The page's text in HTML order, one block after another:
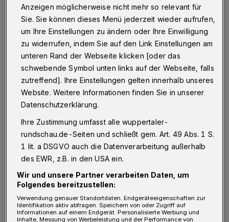
1“:
▶ Veranstaltungen und Versammlungen sowie
Kongresse mit mehr als 1.000 Personen sind
unzulässig.
▶ An Festen aus herausragendem Anlass
außerhalb einer Wohnung dürfen höchstens 25
Personen teilnehmen (gilt ab Montag, 19.
▶ Die Maskenpflicht gilt auch am Sitz- oder
Stehplatz bei Konzerten, Aufführungen,
sonstigen Veranstaltungen und
Versammlungen in geschlossenen Räumen
sowie für Zuschauer bei Sportveranstaltungen.
▶ Die Maskenpflicht gilt auch in regelmäßig
Anzeigen möglicherweise nicht mehr so relevant für
Sie. Sie können dieses Menü jederzeit wieder aufrufen,
um Ihre Einstellungen zu ändern oder Ihre Einwilligung
zu widerrufen, indem Sie auf den Link Einstellungen am
unteren Rand der Webseite klicken [oder das
schwebende Symbol unten links auf der Webseite, falls
zutreffend]. Ihre Einstellungen gelten innerhalb unseres
Website. Weitere Informationen finden Sie in unserer
Datenschutzerklärung.
Ihre Zustimmung umfasst alle wuppertaler-
rundschau.de-Seiten und schließt gem. Art. 49 Abs. 1 S.
1 lit. a DSGVO auch die Datenverarbeitung außerhalb
des EWR, z.B. in den USA ein.
Wir und unsere Partner verarbeiten Daten, um
Folgendes bereitzustellen:
Verwendung genauer Standortdaten. Endgeräteeigenschaften zur
Identifikation aktiv abfragen. Speichern von oder Zugriff auf
Informationen auf einem Endgerät. Personalisierte Werbung und
Inhalte, Messung von Werbeleistung und der Performance von